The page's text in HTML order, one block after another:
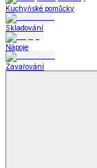
Kuchyňské pomůcky
Skladování
Nápoje
Zavařování